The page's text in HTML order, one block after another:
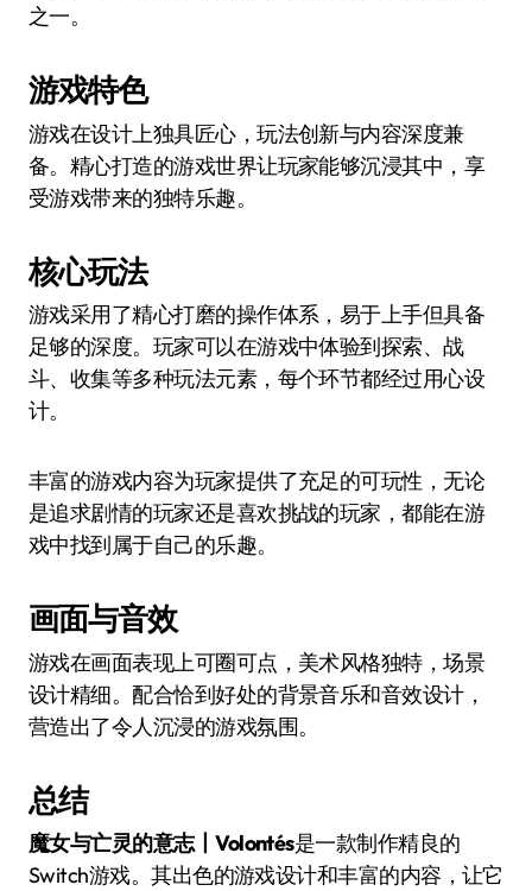
之一。
游戏特色
游戏在设计上独具匠心，玩法创新与内容深度兼
备。精心打造的游戏世界让玩家能够沉浸其中，享
受游戏带来的独特乐趣。
核心玩法
游戏采用了精心打磨的操作体系，易于上手但具备
足够的深度。玩家可以在游戏中体验到探索、战
斗、收集等多种玩法元素，每个环节都经过用心设
计。
丰富的游戏内容为玩家提供了充足的可玩性，无论
是追求剧情的玩家还是喜欢挑战的玩家，都能在游
戏中找到属于自己的乐趣。
画面与音效
游戏在画面表现上可圈可点，美术风格独特，场景
设计精细。配合恰到好处的背景音乐和音效设计，
营造出了令人沉浸的游戏氛围。
总结
魔女与亡灵的意志丨Volontés是一款制作精良的
Switch游戏。其出色的游戏设计和丰富的内容，让它